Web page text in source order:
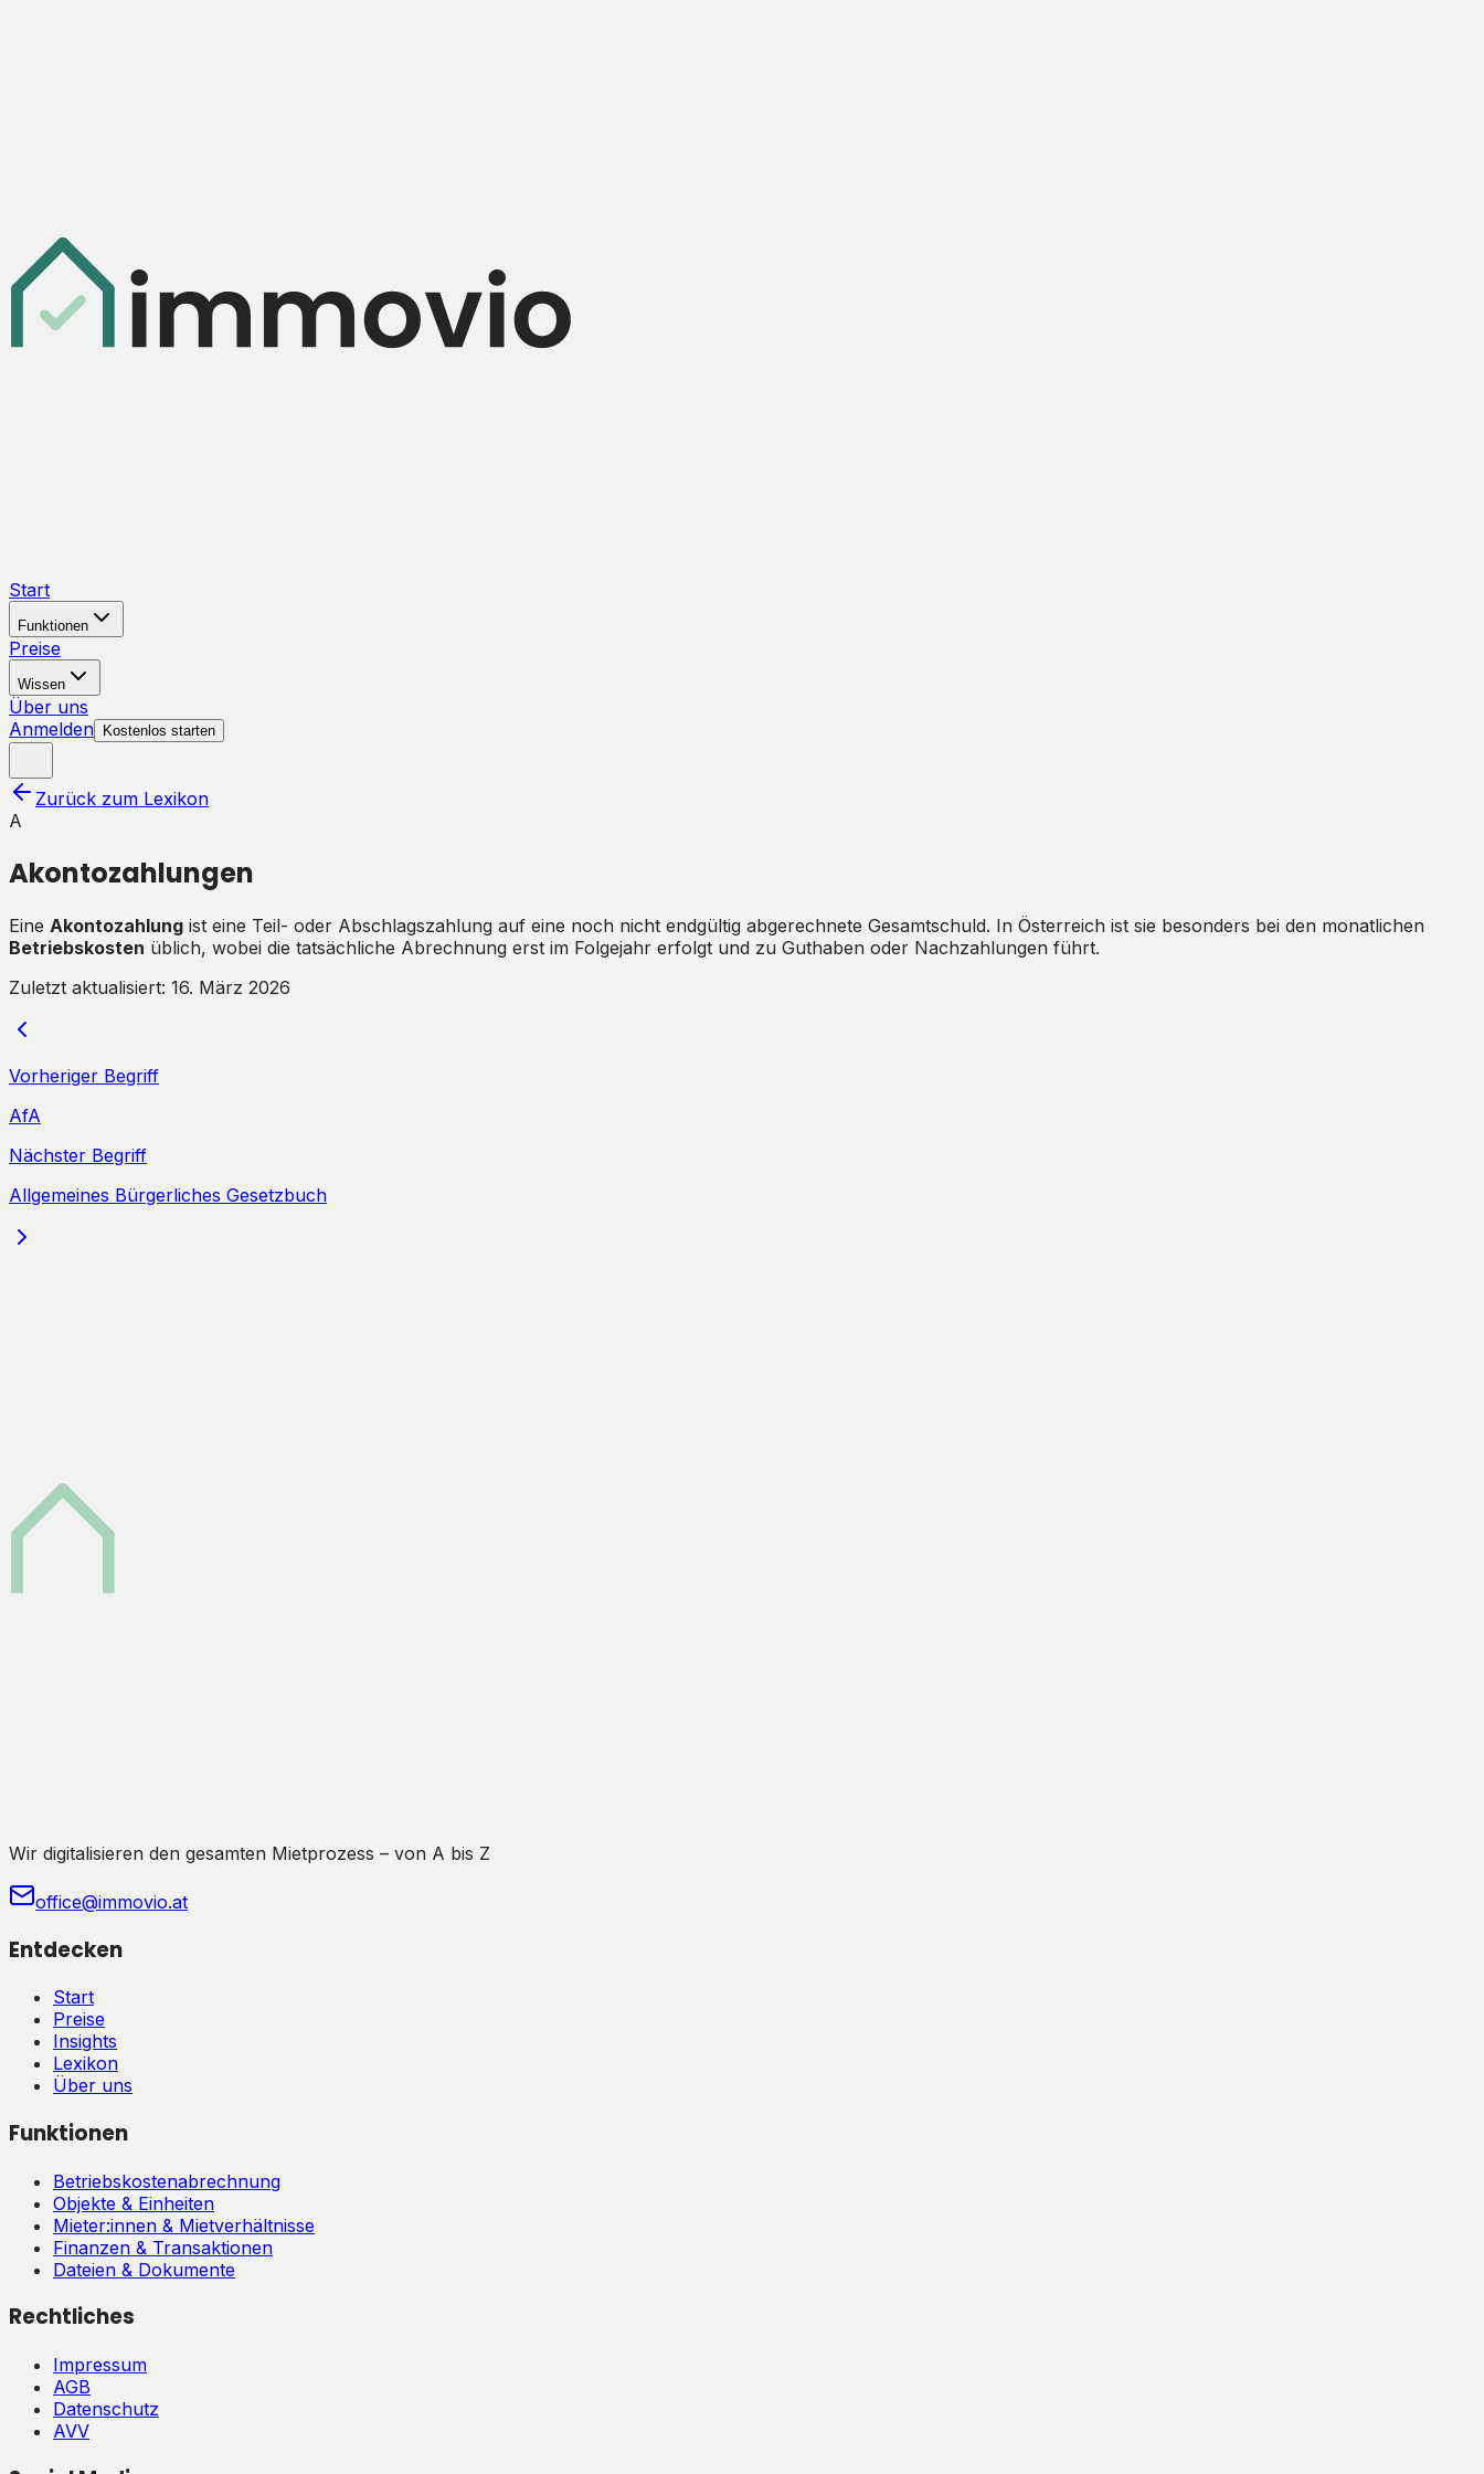
Start
Funktionen
Preise
Wissen
Über uns
Anmelden
Kostenlos starten
Zurück zum Lexikon
A
Akontozahlungen
Eine Akontozahlung ist eine Teil- oder Abschlagszahlung auf eine noch nicht endgültig abgerechnete Gesamtschuld. In Österreich ist sie besonders bei den monatlichen
Betriebskosten üblich, wobei die tatsächliche Abrechnung erst im Folgejahr erfolgt und zu Guthaben oder Nachzahlungen führt.
Zuletzt aktualisiert: 16. März 2026
Vorheriger Begriff
AfA
Nächster Begriff
Allgemeines Bürgerliches Gesetzbuch
Wir digitalisieren den gesamten Mietprozess – von A bis Z
office@immovio.at
Entdecken
Start
Preise
Insights
Lexikon
Über uns
Funktionen
Betriebskostenabrechnung
Objekte & Einheiten
Mieter:innen & Mietverhältnisse
Finanzen & Transaktionen
Dateien & Dokumente
Rechtliches
Impressum
AGB
Datenschutz
AVV